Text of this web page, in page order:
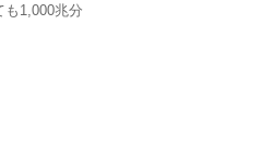
1,000兆分